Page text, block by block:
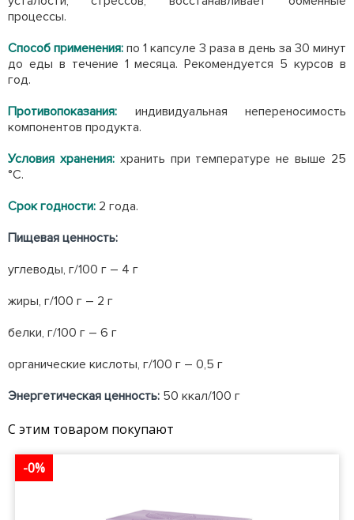
процессы.
Способ применения: по 1 капсуле 3 раза в день за 30 минут
до еды в течение 1 месяца. Рекомендуется 5 курсов в
год.
Противопоказания: индивидуальная непереносимость
компонентов продукта.
Условия хранения: хранить при температуре не выше 25
°С.
Срок годности: 2 года.
Пищевая ценность:
углеводы, г/100 г – 4 г
жиры, г/100 г – 2 г
белки, г/100 г – 6 г
органические кислоты, г/100 г – 0,5 г
Энергетическая ценность: 50 ккал/100 г
С этим товаром покупают
-0%